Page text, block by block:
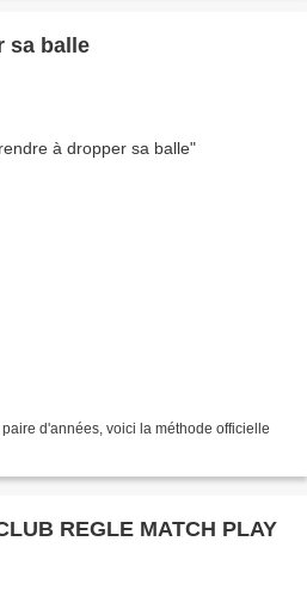
sa balle
d'années, voici la méthode officielle
REGLE MATCH PLAY